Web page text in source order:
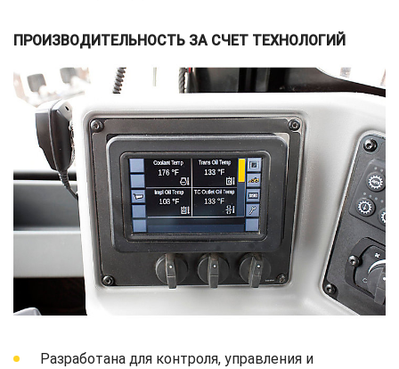
ПРОИЗВОДИТЕЛЬНОСТЬ ЗА СЧЕТ ТЕХНОЛОГИЙ
Разработана для контроля, управления и